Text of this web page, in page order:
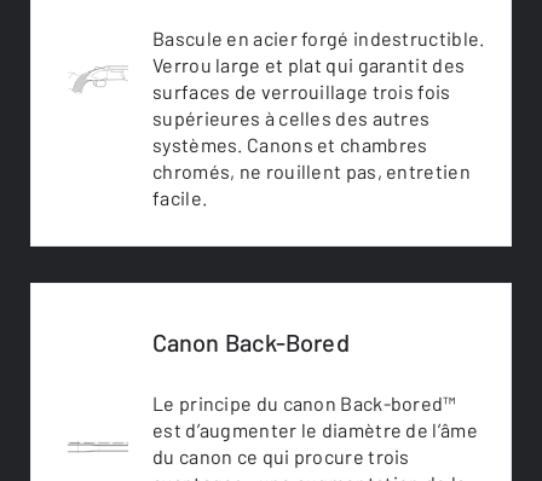
Bascule en acier forgé indestructible.
Verrou large et plat qui garantit des
surfaces de verrouillage trois fois
supérieures à celles des autres
systèmes. Canons et chambres
chromés, ne rouillent pas, entretien
facile.
Canon Back-Bored
Le principe du canon Back-bored™
est d’augmenter le diamètre de l’âme
du canon ce qui procure trois